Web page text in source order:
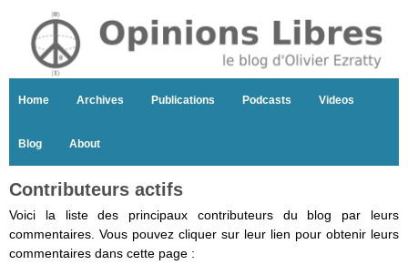
Home Archives Publications Podcasts Videos
Blog About
Contributeurs actifs
Voici la liste des principaux contributeurs du blog par leurs
commentaires. Vous pouvez cliquer sur leur lien pour obtenir leurs
commentaires dans cette page :